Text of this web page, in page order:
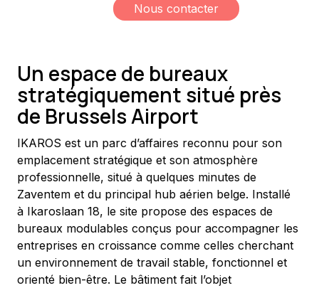
Nous contacter
Un espace de bureaux
stratégiquement situé près
de Brussels Airport
IKAROS est un parc d’affaires reconnu pour son
emplacement stratégique et son atmosphère
professionnelle, situé à quelques minutes de
Zaventem et du principal hub aérien belge. Installé
à Ikaroslaan 18, le site propose des espaces de
bureaux modulables conçus pour accompagner les
entreprises en croissance comme celles cherchant
un environnement de travail stable, fonctionnel et
orienté bien-être. Le bâtiment fait l’objet